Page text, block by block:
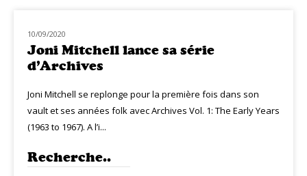
NOUVEAUTÉS
10/09/2020
Joni Mitchell lance sa série
d’Archives
Joni Mitchell se replonge pour la première fois dans son
vault et ses années folk avec Archives Vol. 1: The Early Years
(1963 to 1967). A l’i...
Recherche..